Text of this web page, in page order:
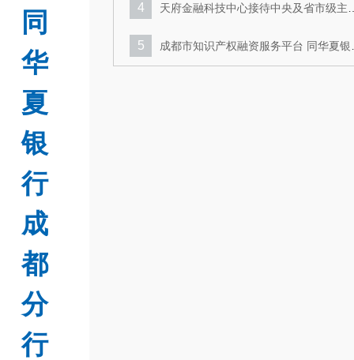
同
华
夏
银
行
成
都
分
行
4
天府金融科技中心接待中央及省市级主
5
成都市知识产权融资服务平台 同华夏银
成都分行开展业务交流